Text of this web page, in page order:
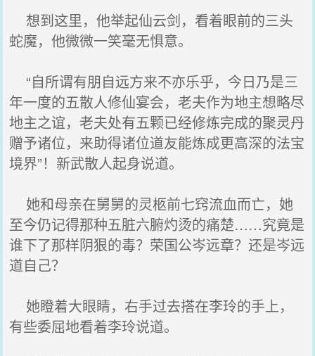
想到这里，他举起仙云剑，看着眼前的三头
蛇魔，他微微一笑毫无惧意。
“自所谓有朋自远方来不亦乐乎，今日乃是三
年一度的五散人修仙宴会，老夫作为地主想略尽
地主之谊，老夫处有五颗已经修炼完成的聚灵丹
赠予诸位，来助得诸位道友能炼成更高深的法宝
境界”！新武散人起身说道。
她和母亲在舅舅的灵柩前七窍流血而亡，她
至今仍记得那种五脏六腑灼烫的痛楚……究竟是
谁下了那样阴狠的毒？荣国公岑远章？还是岑远
道自己？
她瞪着大眼睛，右手过去搭在李玲的手上，
有些委屈地看着李玲说道。